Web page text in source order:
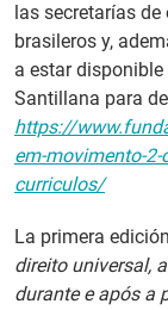
las secretarías
brasileros y,
a estar
Santillana para
https://
em-movimento-2-
curriculos/
La primera
direito universal,
durante e após a